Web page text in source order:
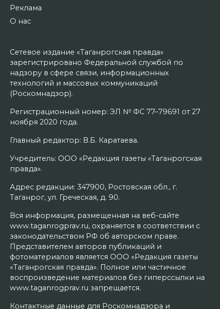
Реклама
О нас
Сетевое издание «Таганрогская правда»
зарегистрировано Федеральной службой по
надзору в сфере связи, информационных
технологий и массовых коммуникаций
(Роскомнадзор).
Регистрационный номер: ЭЛ № ФС 77–79691 от 27
ноября 2020 года.
Главный редактор: В.Б. Каратаева.
Учредитель: ООО «Редакция газеты «Таганрогская
правда».
Адрес редакции: 347900, Ростовская обл., г.
Таганрог, ул. Греческая, д. 90.
Вся информация, размещенная на веб-сайте
www.taganrogprav.ru, охраняется в соответствии с
законодательством РФ об авторском праве.
Представителем авторов публикаций и
фотоматериалов является ООО «Редакция газеты
«Таганрогская правда». Полное или частичное
воспроизведение материалов без гиперссылки на
www.taganrogprav.ru запрещается.
Контактные данные для Роскомнадзора и